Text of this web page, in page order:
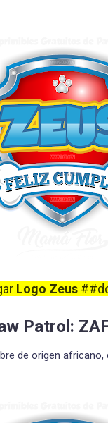
Logo Zeus
Patrol:
de origen